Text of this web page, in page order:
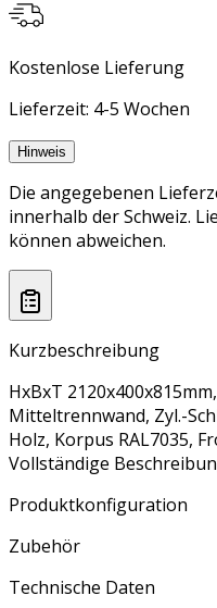
Kostenlose Lieferung
Lieferzeit: 4-5 Wochen
Hinweis
Die angegebenen
innerhalb der Schweiz.
können abweichen.
Kurzbeschreibung
HxBxT
Mitteltrennwand, Zyl.-
Holz, Korpus RAL7035,
Vollständige
Produktkonfiguration
Zubehör
Technische Daten